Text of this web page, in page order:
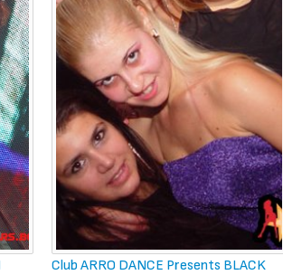
Club ARRO DANCE Presents BLACK